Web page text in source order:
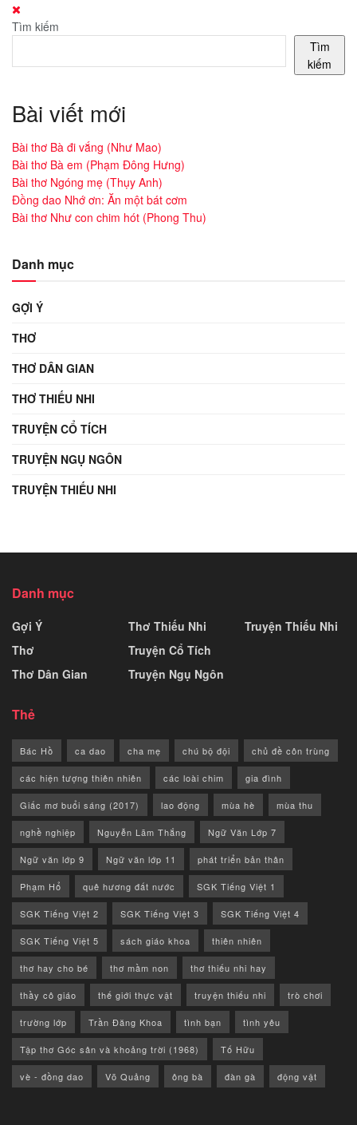
Tìm kiếm
Tìm
kiếm
Bài viết mới
Bài thơ Bà đi vắng (Như Mao)
Bài thơ Bà em (Phạm Đông Hưng)
Bài thơ Ngóng mẹ (Thụy Anh)
Đồng dao Nhớ ơn: Ăn một bát cơm
Bài thơ Như con chim hót (Phong Thu)
Danh mục
GỢI Ý
THƠ
THƠ DÂN GIAN
THƠ THIẾU NHI
TRUYỆN CỔ TÍCH
TRUYỆN NGỤ NGÔN
TRUYỆN THIẾU NHI
Danh mục
Gợi Ý
Thơ
Thơ Dân Gian
Thơ Thiếu Nhi
Truyện Cổ Tích
Truyện Ngụ Ngôn
Truyện Thiếu Nhi
Thẻ
Bác Hồ ca dao cha mẹ chú bộ đội chủ đề côn trùng
các hiện tượng thiên nhiên các loài chim gia đình
Giấc mơ buổi sáng (2017) lao động mùa hè mùa thu
nghề nghiệp Nguyễn Lãm Thắng Ngữ Văn Lớp 7
Ngữ văn lớp 9 Ngữ văn lớp 11 phát triển bản thân
Phạm Hổ quê hương đất nước SGK Tiếng Việt 1
SGK Tiếng Việt 2 SGK Tiếng Việt 3 SGK Tiếng Việt 4
SGK Tiếng Việt 5 sách giáo khoa thiên nhiên
thơ hay cho bé thơ mầm non thơ thiếu nhi hay
thầy cô giáo thế giới thực vật truyện thiếu nhi trò chơi
trường lớp Trần Đăng Khoa tình bạn tình yêu
Tập thơ Góc sân và khoảng trời (1968) Tố Hữu
vè - đồng dao Võ Quảng ông bà đàn gà động vật